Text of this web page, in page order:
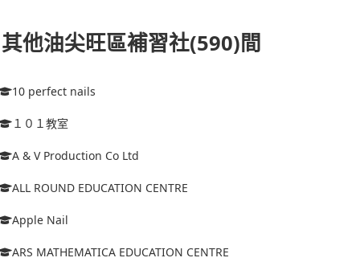
其他油尖旺區補習社(590)間
10 perfect nails
１０１教室
A & V Production Co Ltd
ALL ROUND EDUCATION CENTRE
Apple Nail
ARS MATHEMATICA EDUCATION CENTRE